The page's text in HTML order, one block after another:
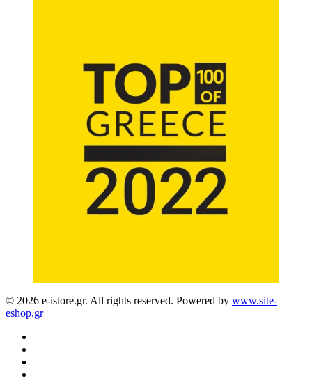
© 2026 e-istore.gr. All rights reserved. Powered by www.site-
eshop.gr